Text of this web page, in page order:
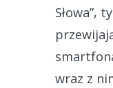
Słowa”,
wraz z